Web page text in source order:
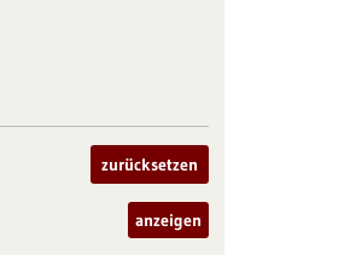
zurücksetzen
anzeigen